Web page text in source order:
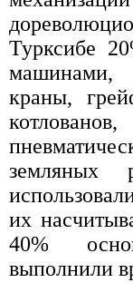
Турксибе
машинами,
краны,
земляных
их
40%
выполнили